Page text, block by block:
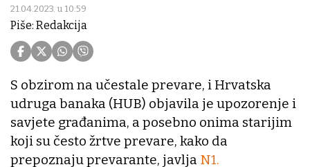
21.04.2023. u 10:59
Piše: Redakcija
S obzirom na učestale prevare, i Hrvatska
udruga banaka (HUB) objavila je upozorenje i
savjete građanima, a posebno onima starijim
koji su često žrtve prevare, kako da
prepoznaju prevarante, javlja N1.